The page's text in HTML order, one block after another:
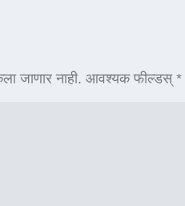
जाणार नाही. आवश्यक फील्डस्*